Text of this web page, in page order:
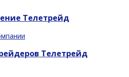
Телетрейд
Телетрейд